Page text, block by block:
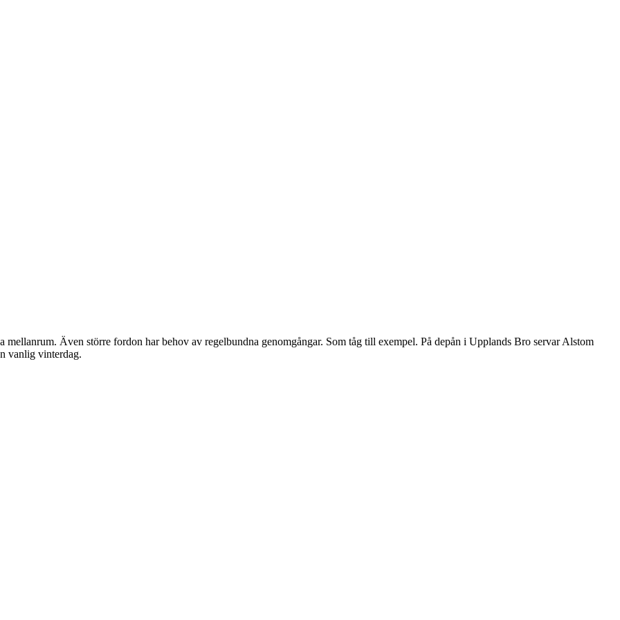
mellanrum. Även större fordon har behov av regelbundna genomgångar. Som tåg till exempel. På depån i Upplands Bro servar Alstom
vanlig vinterdag.